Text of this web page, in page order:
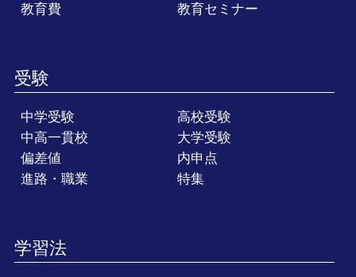
教育費 教育セミナー
受験
中学受験
高校受験
中高一貫校
大学受験
偏差値
内申点
進路・職業
特集
学習法